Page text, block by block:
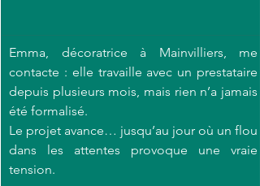
Emma, décoratrice à Mainvilliers, me
contacte : elle travaille avec un prestataire
depuis plusieurs mois, mais rien n’a jamais
été formalisé.
Le projet avance… jusqu’au jour où un flou
dans les attentes provoque une vraie
tension.